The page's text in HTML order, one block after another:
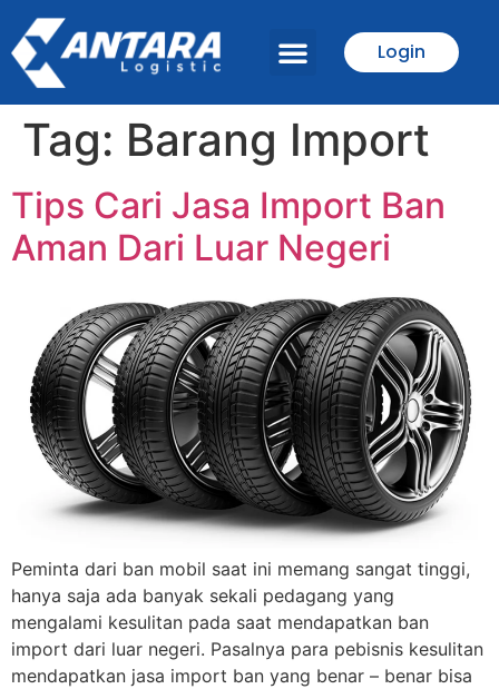
Login
Tag: Barang Import
Tips Cari Jasa Import Ban
Aman Dari Luar Negeri
Peminta dari ban mobil saat ini memang sangat tinggi,
hanya saja ada banyak sekali pedagang yang
mengalami kesulitan pada saat mendapatkan ban
import dari luar negeri. Pasalnya para pebisnis kesulitan
mendapatkan jasa import ban yang benar – benar bisa